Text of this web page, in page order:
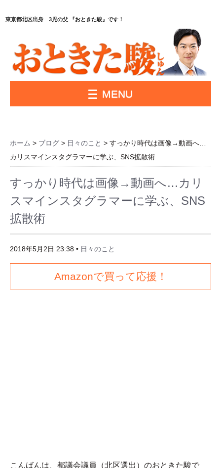
東京都北区出身 3児の父 『おときた駿』です！
MENU
ホーム > ブログ > 日々のこと > すっかり時代は画像→動画へ…
カリスマインスタグラマーに学ぶ、SNS拡散術
すっかり時代は画像→動画へ…カリ
スマインスタグラマーに学ぶ、SNS
拡散術
2018年5月2日 23:38 • 日々のこと
Amazonで買って応援！
こんばんは、都議会議員（北区選出）のおときた駿で